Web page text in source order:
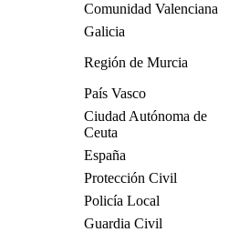
Comunidad Valenciana
Galicia
Región de Murcia
País Vasco
Ciudad Autónoma de
Ceuta
España
Protección Civil
Policía Local
Guardia Civil